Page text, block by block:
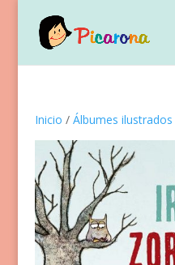
Inicio / Álbumes ilustrados